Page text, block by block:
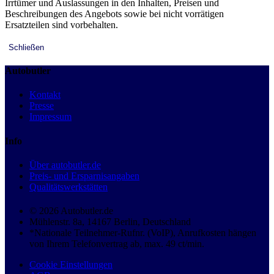
Irrtümer und Auslassungen in den Inhalten, Preisen und
Beschreibungen des Angebots sowie bei nicht vorrätigen
Ersatzteilen sind vorbehalten.
Schließen
Autobutler
Kontakt
Presse
Impressum
Info
Über autobutler.de
Preis- und Ersparnisangaben
Qualitätswerkstätten
© 2026 Autobutler.de
Mühlenstr. 8a, 14167 Berlin, Deutschland
*Nationale Teilnehmer-Rufnr. (VoIP), Anrufkosten hängen
von Ihrem Telefonvertrag ab, max. 49 ct/min.
Cookie Einstellungen